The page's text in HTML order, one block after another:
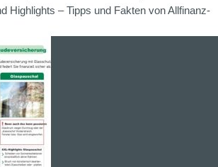
Highlights – Tipps und Fakten von Allfinanz-